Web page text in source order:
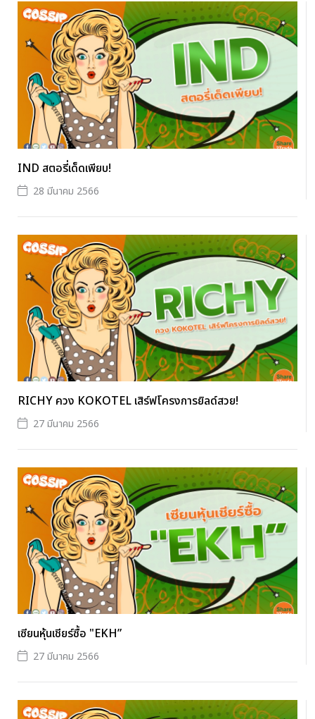
IND สตอรี่เด็ดเพียบ!
28 มีนาคม 2566
RICHY ควง KOKOTEL เสิร์ฟโครงการยิลด์สวย!
27 มีนาคม 2566
เซียนหุ้นเชียร์ซื้อ "EKH”
27 มีนาคม 2566